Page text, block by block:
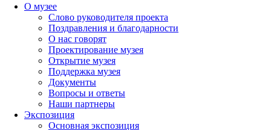
О музее
Слово руководителя проекта
Поздравления и благодарности
О нас говорят
Проектирование музея
Открытие музея
Поддержка музея
Документы
Вопросы и ответы
Наши партнеры
Экспозиция
Основная экспозиция